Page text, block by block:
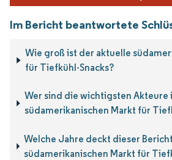
Im Bericht beantwortete
Wie groß ist der aktuelle
für Tiefkühl-Snacks?
Wer sind die wichtigsten Akteure
südamerikanischen Markt für
Welche Jahre deckt dieser
südamerikanischen Markt für